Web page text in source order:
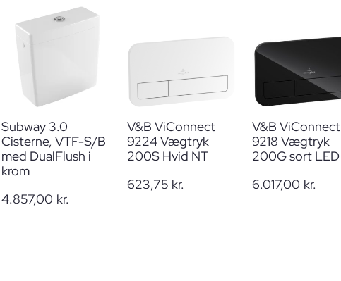
Subway 3.0
Cisterne, VTF-S/B
med DualFlush i
krom
4.857,00 kr.
V&B ViConnect
9224 Vægtryk
200S Hvid NT
623,75 kr.
V&B ViConnect
9218 Vægtryk
200G sort LED
6.017,00 kr.